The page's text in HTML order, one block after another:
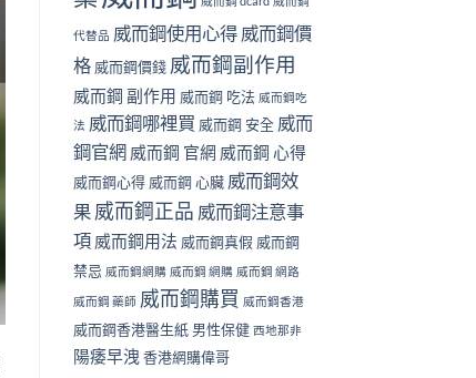
代替品 威而鋼使用心得 威而鋼價
格 威而鋼價錢 威而鋼副作用
威而鋼 副作用 威而鋼 吃法 威而鋼吃
法 威而鋼哪裡買 威而鋼 安全 威而
鋼官網 威而鋼 官網 威而鋼 心得
威而鋼心得 威而鋼 心臟 威而鋼效
果 威而鋼正品 威而鋼注意事
項 威而鋼用法 威而鋼真假 威而鋼
禁忌 威而鋼網購 威而鋼 網購 威而鋼 網路
威而鋼 藥師 威而鋼購買 威而鋼香港
威而鋼香港醫生紙 男性保健 西地那非
陽痿早洩 香港網購偉哥